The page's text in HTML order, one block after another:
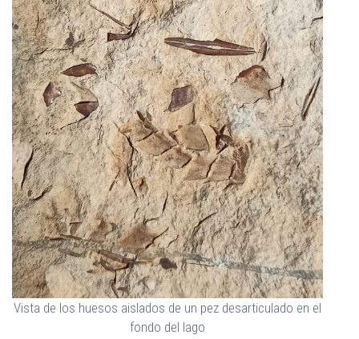
Vista de los huesos aislados de un pez desarticulado en el
fondo del lago